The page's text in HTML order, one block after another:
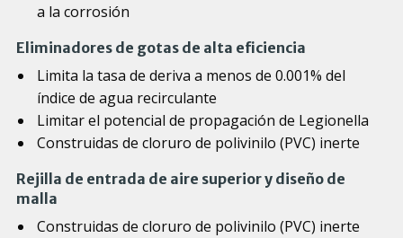
a la corrosión
Eliminadores de gotas de alta eficiencia
Limita la tasa de deriva a menos de 0.001% del
índice de agua recirculante
Limitar el potencial de propagación de Legionella
Construidas de cloruro de polivinilo (PVC) inerte
Rejilla de entrada de aire superior y diseño de
malla
Construidas de cloruro de polivinilo (PVC) inerte